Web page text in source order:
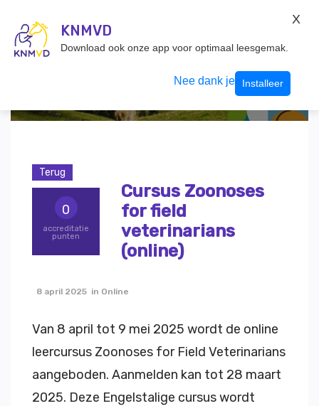
Inloggen
Terug
0
accreditatie
punten
Cursus Zoonoses
for field
veterinarians
(online)
8 april 2025 in Online
Van 8 april tot 9 mei 2025 wordt de online
leercursus Zoonoses for Field Veterinarians
aangeboden. Aanmelden kan tot 28 maart
2025. Deze Engelstalige cursus wordt
KNMVD
Download ook onze app voor optimaal leesgemak.
Nee dank je Installeer
X